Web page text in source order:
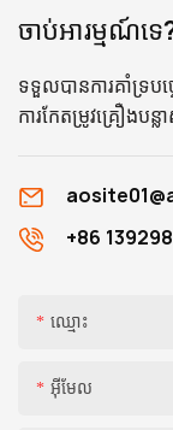
ចាប់អារម្មណ៍ទ
ទទួលបានការគាំទ្រប
ការកែតម្រូវគ្រឿងបន្ល
+86
ឈ្មោះ
អ៊ីមែល